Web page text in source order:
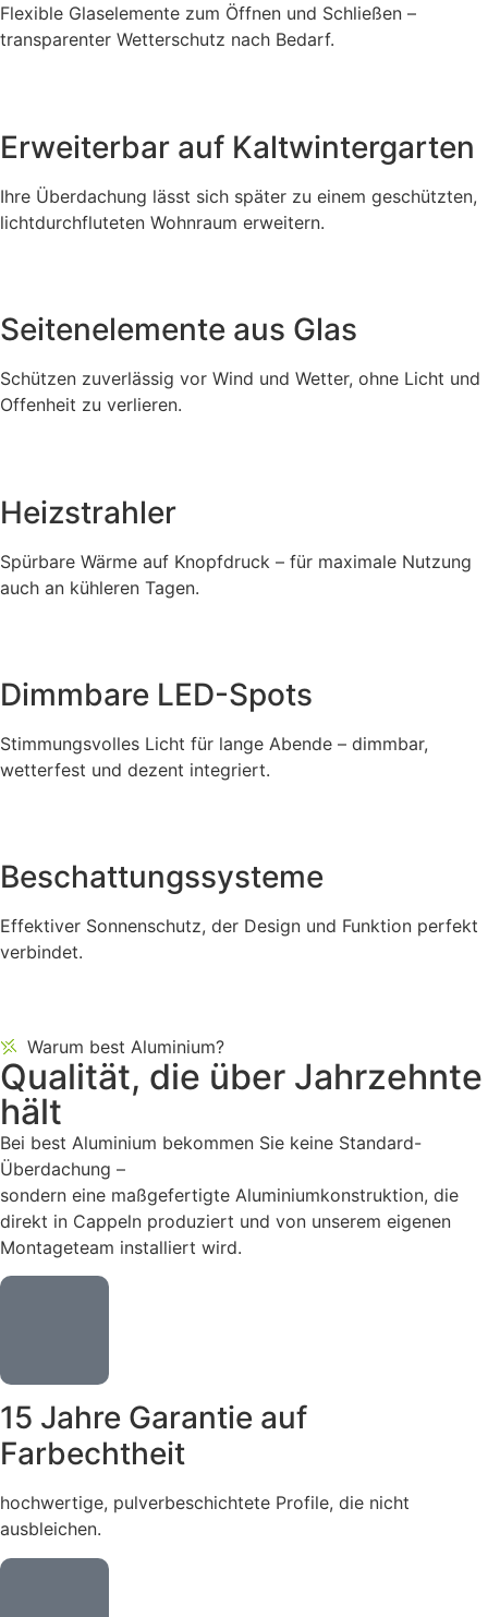
Flexible Glaselemente zum Öffnen und Schließen –
transparenter Wetterschutz nach Bedarf.
Erweiterbar auf Kaltwintergarten
Ihre Überdachung lässt sich später zu einem geschützten,
lichtdurchfluteten Wohnraum erweitern.
Seitenelemente aus Glas
Schützen zuverlässig vor Wind und Wetter, ohne Licht und
Offenheit zu verlieren.
Heizstrahler
Spürbare Wärme auf Knopfdruck – für maximale Nutzung
auch an kühleren Tagen.
Dimmbare LED-Spots
Stimmungsvolles Licht für lange Abende – dimmbar,
wetterfest und dezent integriert.
Beschattungssysteme
Effektiver Sonnenschutz, der Design und Funktion perfekt
verbindet.
Warum best Aluminium?
Qualität, die über Jahrzehnte
hält
Bei best Aluminium bekommen Sie keine Standard-
Überdachung –
sondern eine maßgefertigte Aluminiumkonstruktion, die
direkt in Cappeln produziert und von unserem eigenen
Montageteam installiert wird.
15 Jahre Garantie auf
Farbechtheit
hochwertige, pulverbeschichtete Profile, die nicht
ausbleichen.